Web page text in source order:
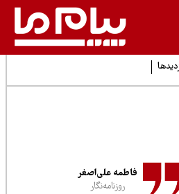
فاطمه علی‌اصغر
روزنامه‌نگار